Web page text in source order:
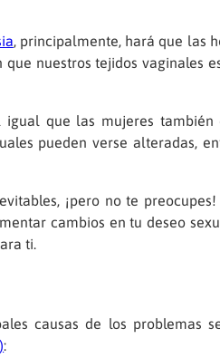
, principalmente, hará que las
nuestros tejidos vaginales
que las mujeres
pueden verse
¡pero no te
cambios en tu deseo
ti.
causas de los problemas
: